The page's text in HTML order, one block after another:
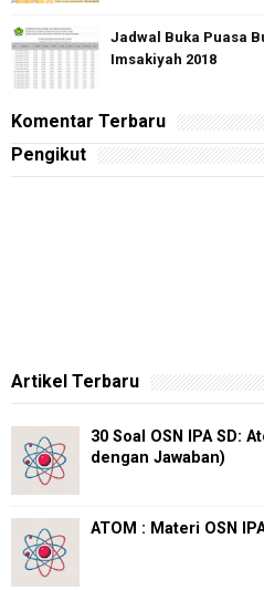
Jadwal Buka Puasa
Imsakiyah 2018
Komentar Terbaru
Pengikut
Artikel Terbaru
30 Soal OSN IPA SD:
dengan Jawaban)
ATOM : Materi OSN